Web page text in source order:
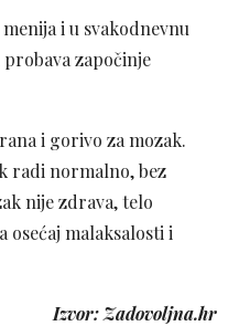
i u svakodnevnu
započinje
i gorivo za mozak.
radi normalno, bez
nije zdrava, telo
osećaj malaksalosti i
Izvor: Zadovoljna.hr